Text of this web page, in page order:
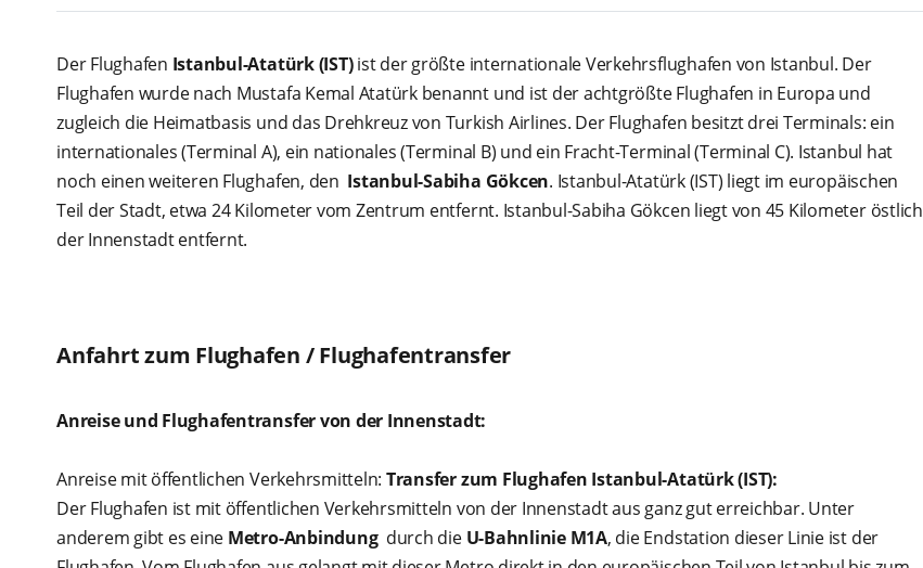
Der Flughafen Istanbul-Atatürk (IST)ist der größte internationale Verkehrsflughafen von Istanbul. Der
Flughafen wurde nach Mustafa Kemal Atatürk benannt und ist der achtgrößte Flughafen in Europa und
zugleich die Heimatbasis und das Drehkreuz von Turkish Airlines. Der Flughafen besitzt drei Terminals: ein
internationales (Terminal A), ein nationales (Terminal B) und ein Fracht-Terminal (Terminal C). Istanbul hat
noch einen weiteren Flughafen, den Istanbul-Sabiha Gökcen. Istanbul-Atatürk (IST) liegt im europäischen
Teil der Stadt, etwa 24 Kilometer vom Zentrum entfernt. Istanbul-Sabiha Gökcen liegt von 45 Kilometer östlich
der Innenstadt entfernt.
Anfahrt zum Flughafen / Flughafentransfer
Anreise und Flughafentransfer von der Innenstadt:
Anreise mit öffentlichen Verkehrsmitteln: Transfer zum Flughafen Istanbul-Atatürk (IST):
Der Flughafen ist mit öffentlichen Verkehrsmitteln von der Innenstadt aus ganz gut erreichbar. Unter
anderem gibt es eine Metro-Anbindungdurch die U-Bahnlinie M1A, die Endstation dieser Linie ist der